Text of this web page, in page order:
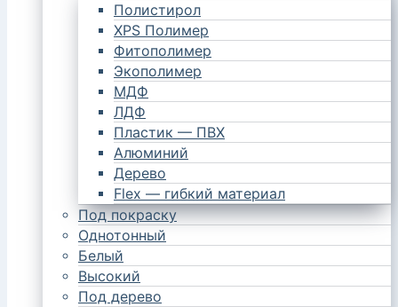
Полистирол
XPS Полимер
Фитополимер
Экополимер
МДФ
ЛДФ
Пластик — ПВХ
Алюминий
Дерево
Flex — гибкий материал
Под покраску
Однотонный
Белый
Высокий
Под дерево